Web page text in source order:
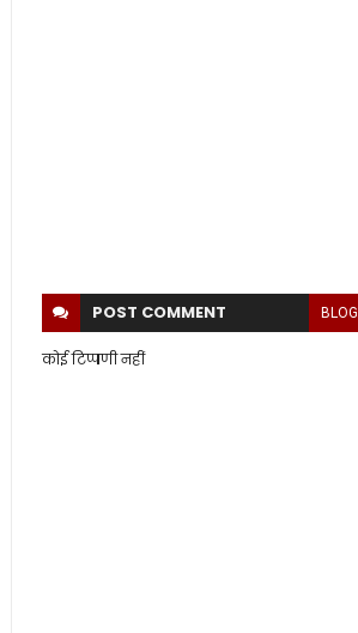
POST COMMENT
कोई टिप्पणी नहीं